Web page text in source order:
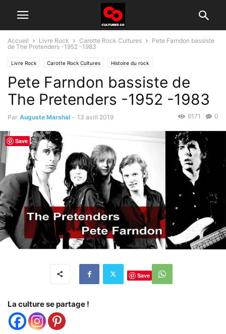
Accueil Livre Rock Carotte Rock Cultures
Pete Farndon bassiste
de The Pretenders -1952 -1983
Livre Rock Carotte Rock Cultures Histoire du rock
Pete Farndon bassiste de
The Pretenders -1952 -1983
Par Auguste Marshal - 13 avril 2019 0
6171
Save
La culture se partage !
Save